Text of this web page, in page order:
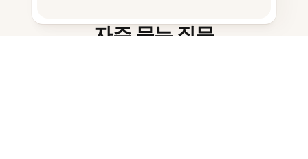
자주 묻는 질문